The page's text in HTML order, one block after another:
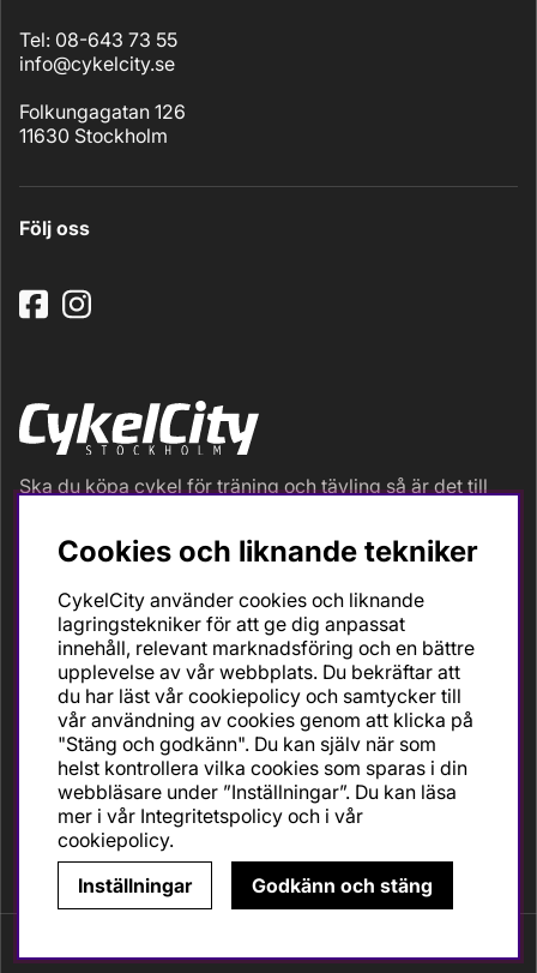
Tel: 08-643 73 55
info@cykelcity.se
Folkungagatan 126
11630 Stockholm
Följ oss
Ska du köpa cykel för träning och tävling så är det till
Vi är en mycket personlig cykelaffär med hög
servicegrad och alla vi som jobbar är inbitna cyklister
och dess produkter. Gör din bästa cykelaffär på
CykelCity!
Cookies och liknande tekniker
CykelCity använder cookies och liknande
lagringstekniker för att ge dig anpassat
innehåll, relevant marknadsföring och en bättre
upplevelse av vår webbplats. Du bekräftar att
du har läst vår cookiepolicy och samtycker till
vår användning av cookies genom att klicka på
"Stäng och godkänn". Du kan själv när som
helst kontrollera vilka cookies som sparas i din
webbläsare under ”Inställningar”. Du kan läsa
mer i vår Integritetspolicy och i vår
cookiepolicy.
Inställningar
Godkänn och stäng